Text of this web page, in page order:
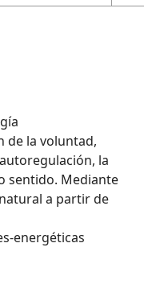
de la voluntad,
la
sentido. Mediante
a partir de
energéticas